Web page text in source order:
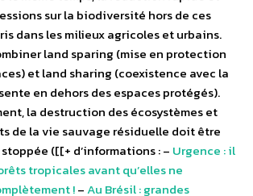
sur la biodiversité hors de ces
dans les milieux agricoles et urbains.
land sparing (mise en protection
et land sharing (coexistence avec la
en dehors des espaces protégés).
la destruction des écosystèmes et
de la vie sauvage résiduelle doit être
([[+ d’informations : – Urgence : il
tropicales avant qu’elles ne
!–Au Brésil : grandes